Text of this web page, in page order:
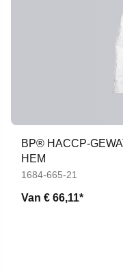
BP® HACCP-
HEM
1684-665-21
Van € 66,11*